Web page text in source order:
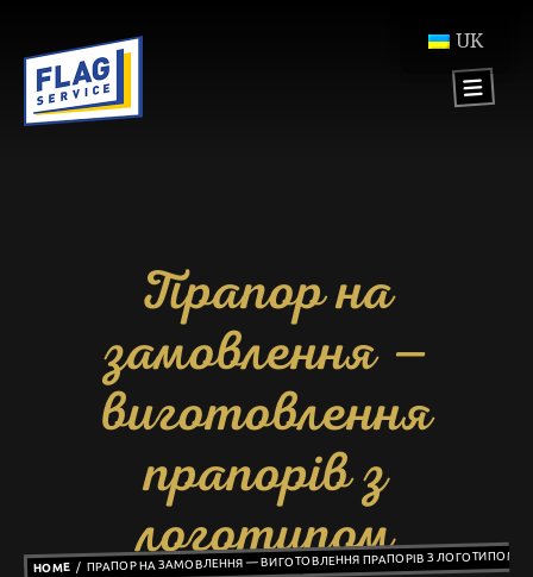
Прапор на
замовлення —
виготовлення
прапорів з
логотипом
HOME ПРАПОР НА ЗАМОВЛЕННЯ — ВИГОТОВЛЕННЯ ПРАПОРІВ З ЛОГОТИПОМ
UK